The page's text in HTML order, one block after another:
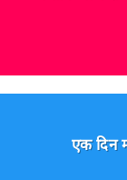
एक दिन